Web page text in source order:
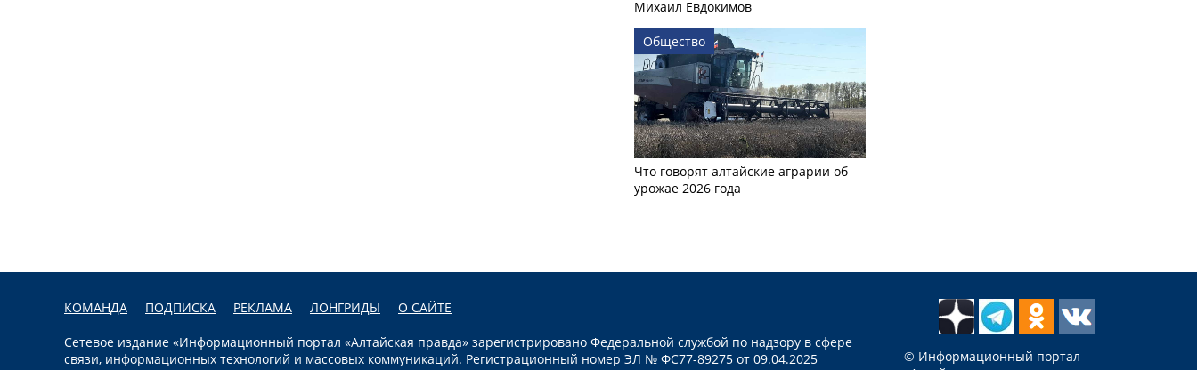
Михаил Евдокимов
Общество
Что говорят алтайские аграрии об
урожае 2026 года
КОМАНДА ПОДПИСКА РЕКЛАМА ЛОНГРИДЫ О САЙТЕ
Сетевое издание «Информационный портал «Алтайская правда» зарегистрировано Федеральной службой по надзору в сфере
связи, информационных технологий и массовых коммуникаций. Регистрационный номер ЭЛ № ФС77-89275 от 09.04.2025
© Информационный портал